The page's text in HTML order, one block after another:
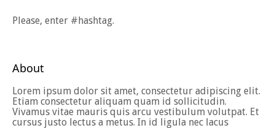
Please, enter #hashtag.
About
Lorem ipsum dolor sit amet, consectetur adipiscing elit.
Etiam consectetur aliquam quam id sollicitudin.
Vivamus vitae mauris quis arcu vestibulum volutpat. Et
cursus justo lectus a metus. In id ligula nec lacus